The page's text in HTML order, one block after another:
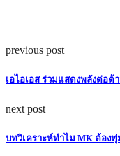
previous post
เอไอเอส ร่วมแสดงพลังต่อ
next post
บทวิเคราะห์ทำไม MK ต้อง